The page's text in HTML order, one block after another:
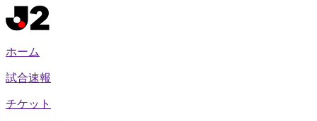
ホーム
試合速報
チケット